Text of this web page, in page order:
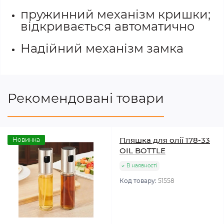
пружинний механізм кришки;
відкривається автоматично
Надійний механізм замка
Рекомендовані товари
Новинка
Пляшка для олії 178-33
OIL BOTTLE
В наявності
Код товару: 51558